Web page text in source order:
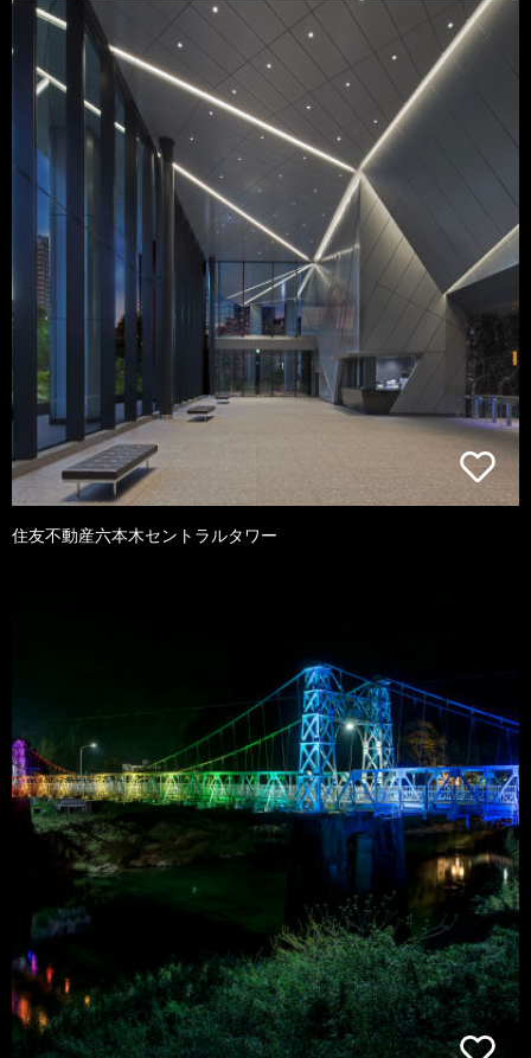
住友不動産六本木セントラルタワー